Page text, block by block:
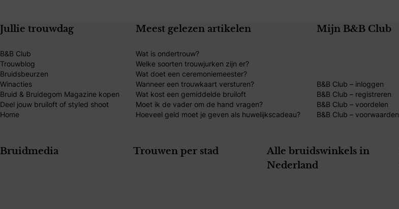
Jullie trouwdag
B&B Club
Trouwblog
Bruidsbeurzen
Winacties
Bruid & Bruidegom Magazine kopen
Deel jouw bruiloft of styled shoot
Home
Meest gelezen artikelen
Wat is ondertrouw?
Welke soorten trouwjurken zijn er?
Wat doet een ceremoniemeester?
Wanneer een trouwkaart versturen?
Wat kost een gemiddelde bruiloft
Moet ik de vader om de hand vragen?
Hoeveel geld moet je geven als huwelijkscadeau?
Mijn B&B Club
B&B Club – inloggen
B&B Club – registreren
B&B Club – voordelen
B&B Club – voorwaarden
Bruidmedia Trouwen per stad
Alle bruidswinkels in
Nederland